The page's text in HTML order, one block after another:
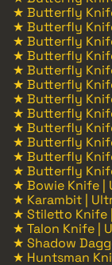
★ Butterfly
★ Butterfly
★ Butterfly
★ Butterfly
★ Butterfly
★ Butterfly
★ Butterfly
★ Butterfly
★ Butterfly
★ Butterfly
★ Butterfly
★ Butterfly
★ Bowie Knife |
★ Karambit |
★ Stiletto Knife
★ Talon Knife |
★ Shadow
★ Huntsman